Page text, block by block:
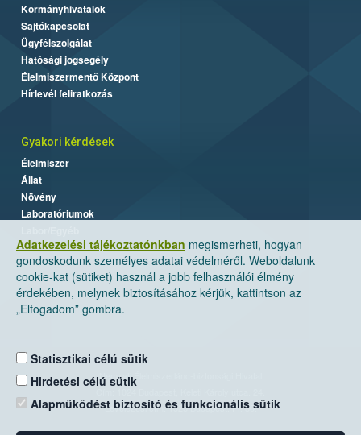
Adatkezelési tájékoztatónkban megismerheti, hogyan
gondoskodunk személyes adatai védelméről. Weboldalunk
cookie-kat (sütiket) használ a jobb felhasználói élmény
érdekében, melynek biztosításához kérjük, kattintson az
„Elfogadom” gombra.
Statisztikai célú sütik
Hirdetési célú sütik
Alapműködést biztosító és funkcionális sütik
Kormányhivatalok
Sajtókapcsolat
Ügyfélszolgálat
Hatósági jogsegély
Élelmiszermentő Központ
Hírlevél feliratkozás
Gyakori kérdések
Élelmiszer
Állat
Növény
Laboratóriumok
Nemzeti Élelmiszerlánc-biztonsági Hivatal
Levelezési cím: 1525 Budapest. Pf. 30.